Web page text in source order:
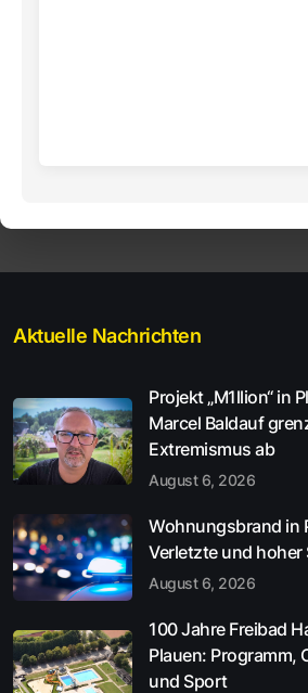
Aktuelle Nachrichten
Projekt „M1llion“ in
Marcel Baldauf
Extremismus ab
August 6, 2026
Wohnungsbrand in
Verletzte und hoher
August 6, 2026
100 Jahre Freibad
Plauen: Programm,
und Sport